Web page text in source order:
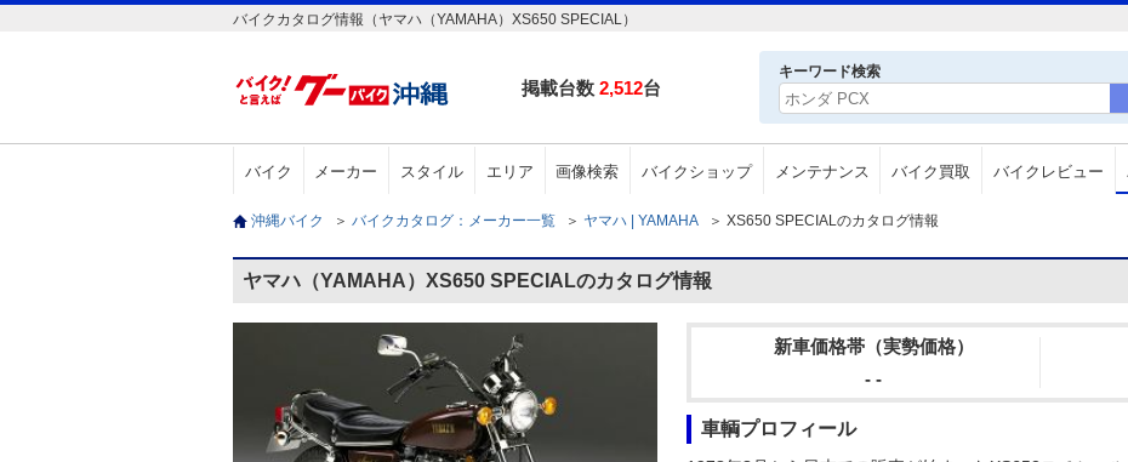
バイクカタログ情報（ヤマハ（YAMAHA）XS650 SPECIAL）
掲載台数 2,512台
キーワード検索
バイク メーカー スタイル エリア 画像検索 バイクショップ メンテナンス バイク買取 バイクレビュー
沖縄バイク ＞ バイクカタログ：メーカー一覧 ＞ ヤマハ | YAMAHA ＞ XS650 SPECIALのカタログ情報
ヤマハ（YAMAHA）XS650 SPECIALのカタログ情報
新車価格帯（実勢価格）
- -
車輌プロフィール